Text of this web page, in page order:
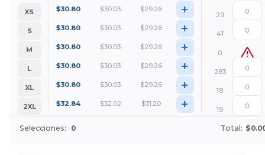
XS $30.80 $30.03 $29.26 +
29
S
$30.80 $30.03 $29.26 +
41
M
$30.80 $30.03 $29.26 +
0
L
$30.80 $30.03 $29.26 +
283
XL
$30.80 $30.03 $29.26 +
18
2XL
$32.84 $32.02 $31.20 + 19
Selecciones: 0 Total: